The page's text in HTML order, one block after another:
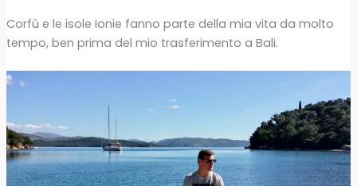
Corfù e le isole Ionie fanno parte della mia vita da molto
tempo, ben prima del mio trasferimento a Bali.